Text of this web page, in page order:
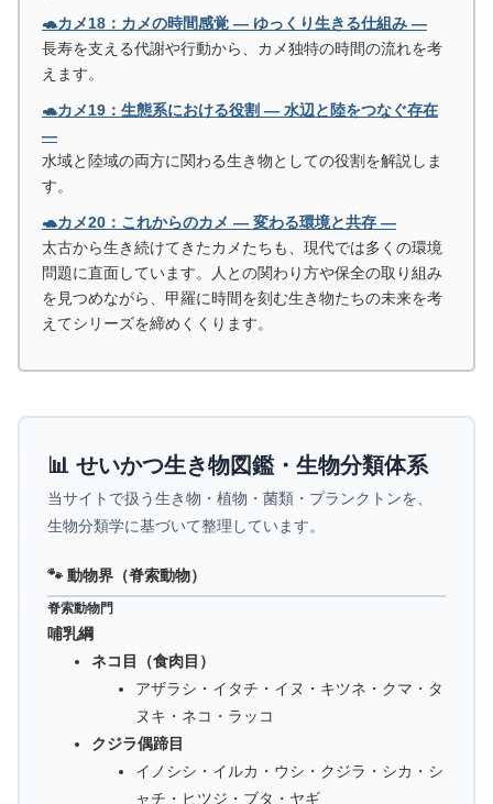
🐢カメ18：カメの時間感覚 ― ゆっくり生きる仕組み ―
長寿を支える代謝や行動から、カメ独特の時間の流れを考
えます。
🐢カメ19：生態系における役割 ― 水辺と陸をつなぐ存在
―
水域と陸域の両方に関わる生き物としての役割を解説しま
す。
🐢カメ20：これからのカメ ― 変わる環境と共存 ―
太古から生き続けてきたカメたちも、現代では多くの環境
問題に直面しています。人との関わり方や保全の取り組み
を見つめながら、甲羅に時間を刻む生き物たちの未来を考
えてシリーズを締めくくります。
📊 せいかつ生き物図鑑・生物分類体系
当サイトで扱う生き物・植物・菌類・プランクトンを、
生物分類学に基づいて整理しています。
🐾 動物界（脊索動物）
脊索動物門
哺乳綱
ネコ目（食肉目）
アザラシ・イタチ・イヌ・キツネ・クマ・タ
ヌキ・ネコ・ラッコ
クジラ偶蹄目
イノシシ・イルカ・ウシ・クジラ・シカ・シ
ャチ・ヒツジ・ブタ・ヤギ